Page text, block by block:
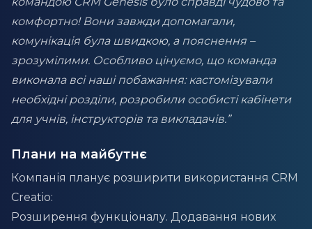
комфортно! Вони завжди допомагали,
комунікація була швидкою, а пояснення –
зрозумілими. Особливо цінуємо, що команда
виконала всі наші побажання: кастомізували
необхідні розділи, розробили особисті кабінети
для учнів, інструкторів та викладачів.”
Плани на майбутнє
Компанія планує розширити використання CRM
Creatio:
Розширення функціоналу. Додавання нових